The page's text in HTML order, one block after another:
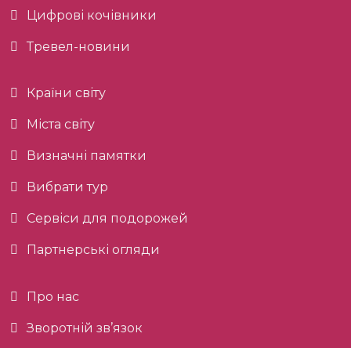
Цифрові кочівники
Тревел-новини
Країни світу
Міста світу
Визначні памятки
Вибрати тур
Сервіси для подорожей
Партнерські огляди
Про нас
Зворотній зв’язок